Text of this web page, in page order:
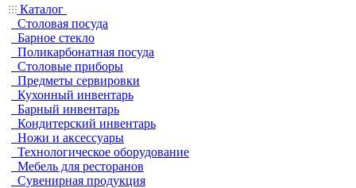
Каталог
Столовая посуда
Барное стекло
Поликарбонатная посуда
Столовые приборы
Предметы сервировки
Кухонный инвентарь
Барный инвентарь
Кондитерский инвентарь
Ножи и аксессуары
Технологическое оборудование
Мебель для ресторанов
Сувенирная продукция